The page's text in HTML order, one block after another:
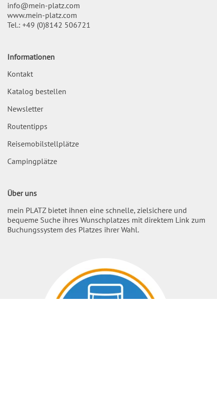
info@mein-platz.com
www.mein-platz.com
Tel.: +49 (0)8142 506721
Informationen
Kontakt
Katalog bestellen
Newsletter
Routentipps
Reisemobilstellplätze
Campingplätze
Über uns
mein PLATZ bietet ihnen eine schnelle, zielsichere und
bequeme Suche ihres Wunschplatzes mit direktem Link zum
Buchungssystem des Platzes ihrer Wahl.